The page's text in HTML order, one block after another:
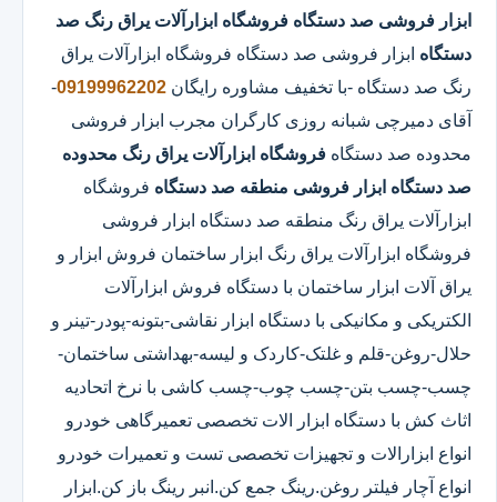
ابزار فروشی صد دستگاه فروشگاه ابزارآلات یراق رنگ صد
دستگاه ابزار فروشی صد دستگاه فروشگاه ابزارآلات یراق
رنگ صد دستگاه -با تخفیف مشاوره رایگان 09199962202
-
آقای دمیرچی شبانه روزی کارگران مجرب ابزار فروشی
محدوده صد دستگاه فروشگاه ابزارآلات یراق رنگ محدوده
صد دستگاه ابزار فروشی منطقه صد دستگاه فروشگاه
ابزارآلات یراق رنگ منطقه صد دستگاه ابزار فروشی
فروشگاه ابزارآلات یراق رنگ ابزار ساختمان فروش ابزار و
یراق آلات ابزار ساختمان با دستگاه فروش ابزارآلات
الکتریکی و مکانیکی با دستگاه ابزار نقاشی-بتونه-پودر-تینر و
حلال-روغن-قلم و غلتک-کاردک و لیسه-بهداشتی ساختمان-
چسب-چسب بتن-چسب چوب-چسب کاشی با نرخ اتحادیه
اثاث کش با دستگاه ابزار الات تخصصی تعمیرگاهی خودرو
انواع ابزارالات و تجهیزات تخصصی تست و تعمیرات خودرو
انواع آچار فیلتر روغن.رینگ جمع کن.انبر رینگ باز کن.ابزار